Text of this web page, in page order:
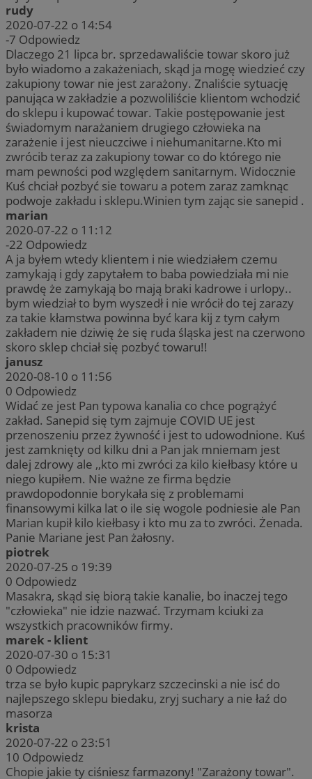
rudy
2020-07-22 o 14:54
-7 Odpowiedz
Dlaczego 21 lipca br. sprzedawaliście towar skoro już
było wiadomo a zakażeniach, skąd ja mogę wiedzieć czy
zakupiony towar nie jest zarażony. Znaliście sytuację
panująca w zakładzie a pozwoliliście klientom wchodzić
do sklepu i kupować towar. Takie postępowanie jest
świadomym narażaniem drugiego człowieka na
zarażenie i jest nieuczciwe i niehumanitarne.Kto mi
zwrócib teraz za zakupiony towar co do którego nie
mam pewności pod względem sanitarnym. Widocznie
Kuś chciał pozbyć sie towaru a potem zaraz zamknąc
podwoje zakładu i sklepu.Winien tym zając sie sanepid .
marian
2020-07-22 o 11:12
-22 Odpowiedz
A ja byłem wtedy klientem i nie wiedziałem czemu
zamykają i gdy zapytałem to baba powiedziała mi nie
prawdę że zamykają bo mają braki kadrowe i urlopy..
bym wiedział to bym wyszedł i nie wrócił do tej zarazy
za takie kłamstwa powinna być kara kij z tym całym
zakładem nie dziwię że się ruda śląska jest na czerwono
skoro sklep chciał się pozbyć towaru!!
janusz
2020-08-10 o 11:56
0 Odpowiedz
Widać ze jest Pan typowa kanalia co chce pogrążyć
zakład. Sanepid się tym zajmuje COVID UE jest
przenoszeniu przez żywność i jest to udowodnione. Kuś
jest zamknięty od kilku dni a Pan jak mniemam jest
dalej zdrowy ale ,,kto mi zwróci za kilo kiełbasy które u
niego kupiłem. Nie ważne ze firma będzie
prawdopodonnie borykała się z problemami
finansowymi kilka lat o ile się wogole podniesie ale Pan
Marian kupił kilo kiełbasy i kto mu za to zwróci. Żenada.
Panie Mariane jest Pan żałosny.
piotrek
2020-07-25 o 19:39
0 Odpowiedz
Masakra, skąd się biorą takie kanalie, bo inaczej tego
"człowieka" nie idzie nazwać. Trzymam kciuki za
wszystkich pracowników firmy.
marek - klient
2020-07-30 o 15:31
0 Odpowiedz
trza se było kupic paprykarz szczecinski a nie isć do
najlepszego sklepu biedaku, zryj suchary a nie łaź do
masorza
krista
2020-07-22 o 23:51
10 Odpowiedz
Chopie jakie ty ciśniesz farmazony! "Zarażony towar".